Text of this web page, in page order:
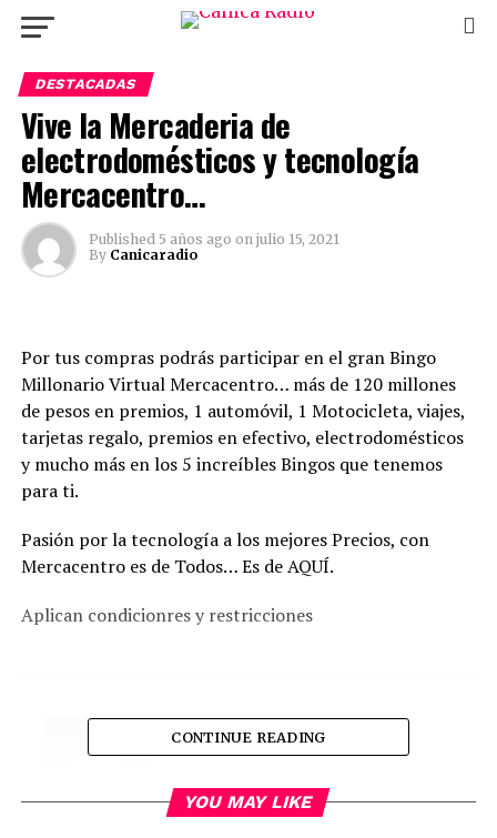
DESTACADAS
Vive la Mercaderia de
electrodomésticos y tecnología
Mercacentro…
Published 5 años ago on julio 15, 2021
By Canicaradio
Por tus compras podrás participar en el gran Bingo
Millonario Virtual Mercacentro… más de 120 millones
de pesos en premios, 1 automóvil, 1 Motocicleta, viajes,
tarjetas regalo, premios en efectivo, electrodomésticos
y mucho más en los 5 increíbles Bingos que tenemos
para ti.
Pasión por la tecnología a los mejores Precios, con
Mercacentro es de Todos… Es de AQUÍ.
Aplican condicionres y restricciones
CONTINUE READING
YOU MAY LIKE